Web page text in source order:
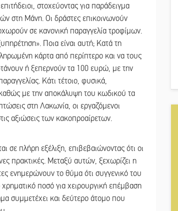
στοχεύοντας για παράδειγμα
στη Μάνη. Οι δράστες επικοινωνούν
σε κανονική παραγγελία τροφίμων.
Ποια είναι αυτή; Κατά τη
κάρτα από περίπτερο και να τους
ή ξεπερνούν τα 100 ευρώ, με την
Κάτι τέτοιο, φυσικά,
καθώς με την αποκάλυψη του κωδικού τα
στη Λακωνία, οι εργαζόμενοι
αξιώσεις των κακοπροαίρετων.
σε πλήρη εξέλιξη, επιβεβαιώνοντας ότι οι
πρακτικές. Μεταξύ αυτών, ξεχωρίζει η
ενημερώνουν το θύμα ότι συγγενικό του
ποσό για χειρουργική επέμβαση
συμμετέχει και δεύτερο άτομο που